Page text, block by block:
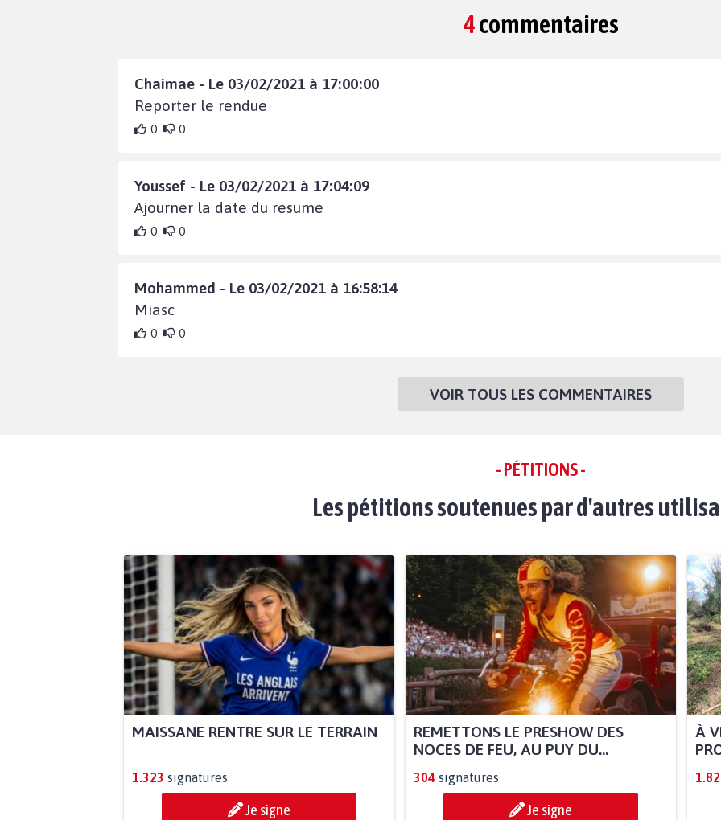
4commentaires
Chaimae - Le 03/02/2021 à 17:00:00
Reporter le rendue
0 0
Youssef - Le 03/02/2021 à 17:04:09
Ajourner la date du resume
0 0
Mohammed - Le 03/02/2021 à 16:58:14
Miasc
0 0
VOIR TOUS LES COMMENTAIRES
- PÉTITIONS -
Les pétitions soutenues par d'autres
MAISSANE RENTRE SUR LE TERRAIN
1.323 signatures
Je signe
REMETTONS LE PRESHOW DES
NOCES DE FEU, AU PUY DU...
304 signatures
Je signe
À